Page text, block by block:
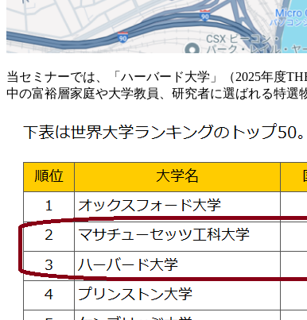
当セミナーでは、「ハーバード大学」（2025年度
中の富裕層家庭や大学教員、研究者に選ばれる特選